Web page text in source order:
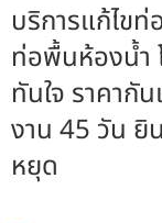
บริการแก้ไข
ท่อพื้นห้องน้ำ
ทันใจ ราคากั
งาน 45 วัน ยิ
หยุด